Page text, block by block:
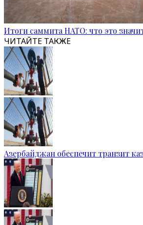
Итоги саммита НАТО: что это
ЧИТАЙТЕ ТАКЖЕ
Азербайджан обеспечит транзит